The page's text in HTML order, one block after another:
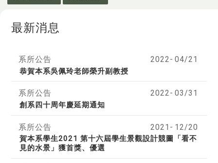
最新消息
系所公告
恭賀本系吳佩玲老師榮升副教授
2022- 04/21
系所公告
創系四十周年慶延期通知
2022- 03/31
系所公告
賀本系學生2021 第十六屆學生景觀設計競圖「看不
見的水景」獲首獎、優選
2021- 12/20